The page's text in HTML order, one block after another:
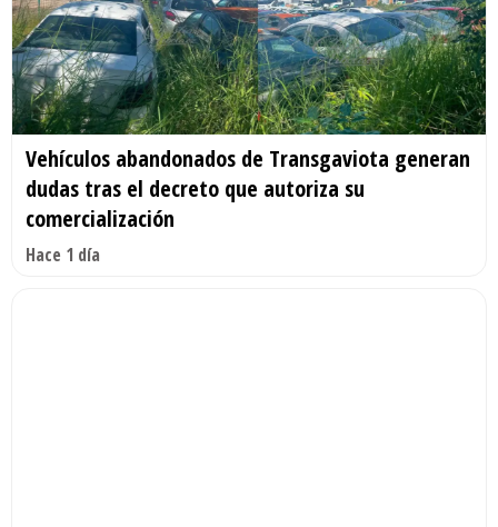
Vehículos abandonados de Transgaviota generan
dudas tras el decreto que autoriza su
comercialización
Hace 1 día